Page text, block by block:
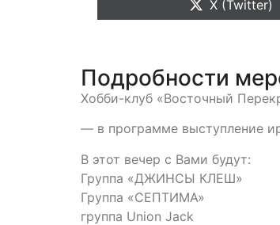
X (Twitter)
Подробности
Хобби-клуб «Восточный
— в программе выступление
В этот вечер с Вами будут:
Группа «ДЖИНСЫ КЛЕШ»
Группа «СЕПТИМА»
группа Union Jack